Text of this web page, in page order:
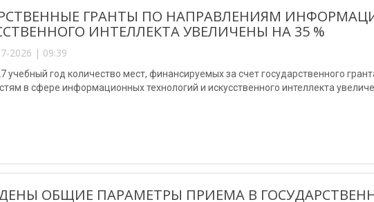
ГРАНТЫ ПО НАПРАВЛЕНИЯМ
ИНТЕЛЛЕКТА УВЕЛИЧЕНЫ НА 35 %
2026 | 09:39
учебный год количество мест, финансируемых за счет государственного
в сфере информационных технологий и искусственного интеллекта
ОБЩИЕ ПАРАМЕТРЫ ПРИЕМА В